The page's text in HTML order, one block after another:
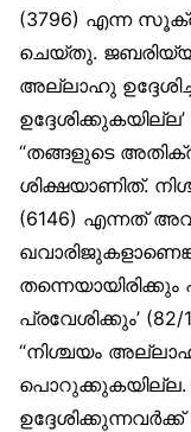
(3796) എന്ന
ചെയ്തു.
അല്ലാഹു
“തങ്ങളുടെ
ശിക്ഷയാണിത്.
(6146) എന്നത്
പ്രവേശിക്കും’
“നിശ്ചയം